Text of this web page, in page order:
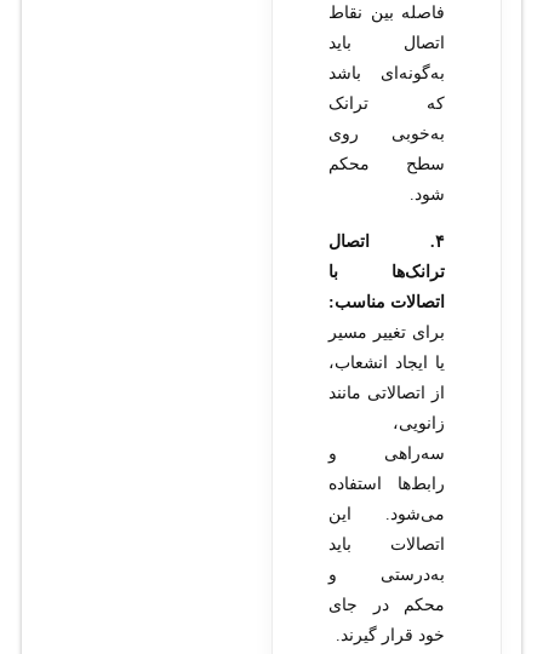
فاصله بین نقاط
اتصال باید
به‌گونه‌ای باشد
که ترانک
به‌خوبی روی
سطح محکم
شود.
۴. اتصال
ترانک‌ها با
اتصالات مناسب:
برای تغییر مسیر
یا ایجاد انشعاب،
از اتصالاتی مانند
زانویی،
سه‌راهی و
رابط‌ها استفاده
می‌شود. این
اتصالات باید
به‌درستی و
محکم در جای
خود قرار گیرند.